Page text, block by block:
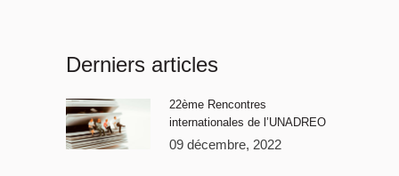
Derniers articles
22ème Rencontres
internationales de l’UNADREO
09 décembre, 2022